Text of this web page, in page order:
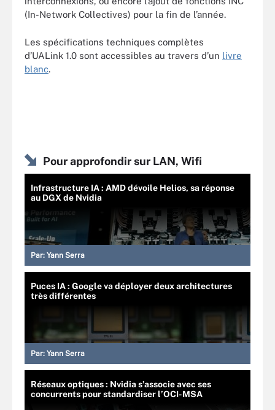
(In-Network Collectives) pour la fin de l’année.
Les spécifications techniques complètes
d’UALink 1.0 sont accessibles au travers d’un livre
blanc.
Pour approfondir sur LAN, Wifi
Infrastructure IA : AMD dévoile Helios, sa réponse
au DGX de Nvidia
Par: Yann Serra
Puces IA : Google va déployer deux architectures
très différentes
Par: Yann Serra
Réseaux optiques : Nvidia s’associe avec ses
concurrents pour standardiser l’OCI-MSA